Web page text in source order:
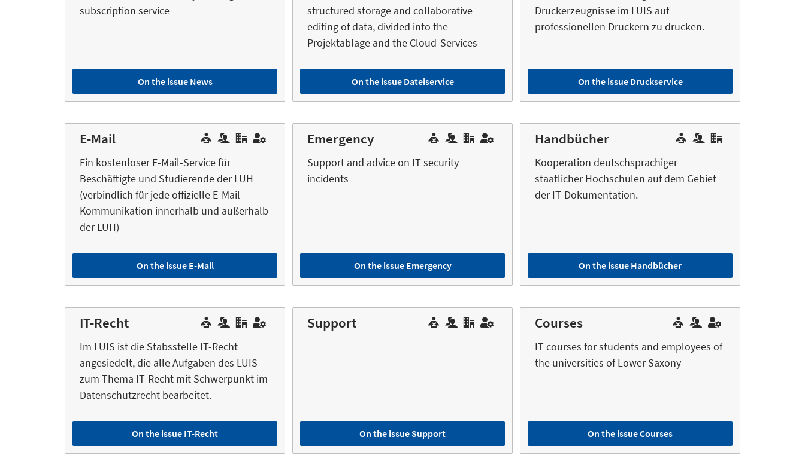
subscription service
On the issue News
structured storage and collaborative
editing of data, divided into the
Projektablage and the Cloud-Services
On the issue Dateiservice
Druckerzeugnisse im LUIS auf
professionellen Druckern zu drucken.
On the issue Druckservice
E-Mail
Ein kostenloser E-Mail-Service für
Beschäftigte und Studierende der LUH
(verbindlich für jede offizielle E-Mail-
Kommunikation innerhalb und außerhalb
der LUH)
On the issue E-Mail
Emergency
Support and advice on IT security
incidents
On the issue Emergency
Handbücher
Kooperation deutschsprachiger
staatlicher Hochschulen auf dem Gebiet
der IT-Dokumentation.
On the issue Handbücher
IT-Recht
Im LUIS ist die Stabsstelle IT-Recht
angesiedelt, die alle Aufgaben des LUIS
zum Thema IT-Recht mit Schwerpunkt im
Datenschutzrecht bearbeitet.
On the issue IT-Recht
Support
On the issue Support
Courses
IT courses for students and employees of
the universities of Lower Saxony
On the issue Courses